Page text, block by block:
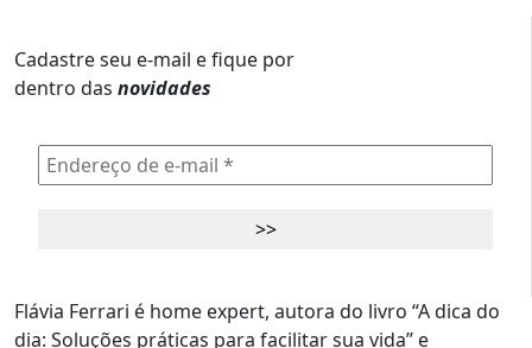
Cadastre seu e-mail e fique por
dentro das novidades
Flávia Ferrari é home expert, autora do livro “A dica do
dia: Soluções práticas para facilitar sua vida” e